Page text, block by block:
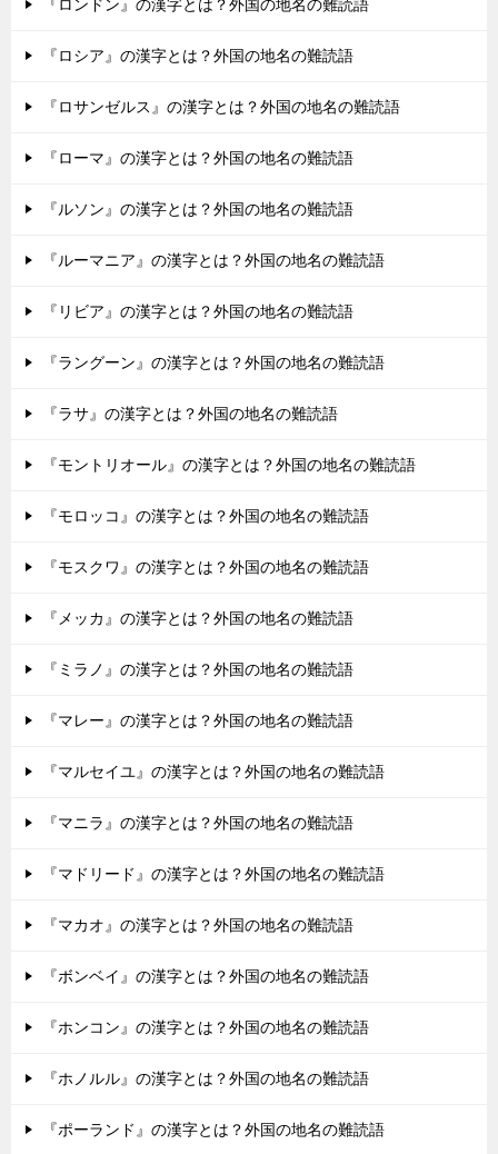
『ロンドン』の漢字とは？外国の地名の難読語
『ロシア』の漢字とは？外国の地名の難読語
『ロサンゼルス』の漢字とは？外国の地名の難読語
『ローマ』の漢字とは？外国の地名の難読語
『ルソン』の漢字とは？外国の地名の難読語
『ルーマニア』の漢字とは？外国の地名の難読語
『リビア』の漢字とは？外国の地名の難読語
『ラングーン』の漢字とは？外国の地名の難読語
『ラサ』の漢字とは？外国の地名の難読語
『モントリオール』の漢字とは？外国の地名の難読語
『モロッコ』の漢字とは？外国の地名の難読語
『モスクワ』の漢字とは？外国の地名の難読語
『メッカ』の漢字とは？外国の地名の難読語
『ミラノ』の漢字とは？外国の地名の難読語
『マレー』の漢字とは？外国の地名の難読語
『マルセイユ』の漢字とは？外国の地名の難読語
『マニラ』の漢字とは？外国の地名の難読語
『マドリード』の漢字とは？外国の地名の難読語
『マカオ』の漢字とは？外国の地名の難読語
『ボンベイ』の漢字とは？外国の地名の難読語
『ホンコン』の漢字とは？外国の地名の難読語
『ホノルル』の漢字とは？外国の地名の難読語
『ポーランド』の漢字とは？外国の地名の難読語